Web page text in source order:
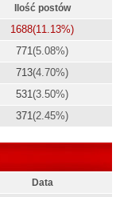
Ilość postów
1688(11.13%)
771 (5.08%)
713(4.70%)
531 (3.50%)
371 (2.45%)
Data